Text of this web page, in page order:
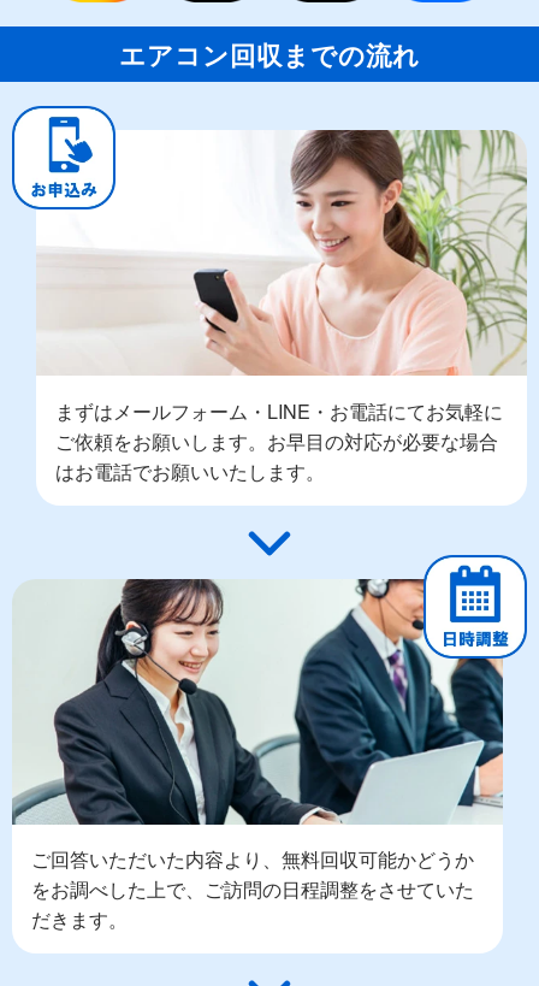
エアコン回収までの流れ
まずはメールフォーム・LINE・お電話にてお気軽に
ご依頼をお願いします。お早目の対応が必要な場合
はお電話でお願いいたします。
ご回答いただいた内容より、無料回収可能かどうか
をお調べした上で、ご訪問の日程調整をさせていた
だきます。